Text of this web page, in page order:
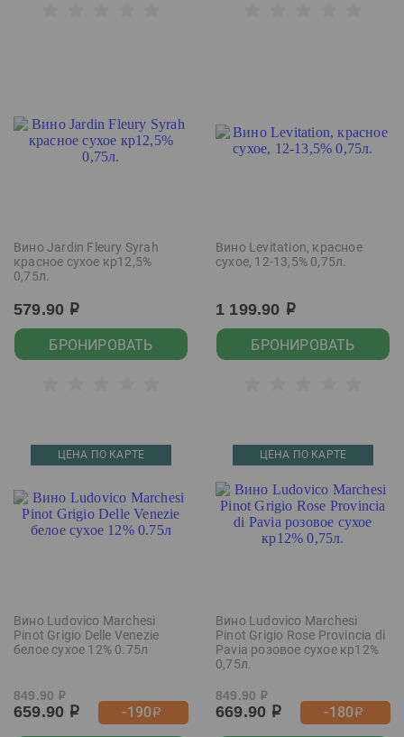
Вино Jardin Fleury Syrah
красное сухое кр12,5%
0,75л.
579.90 р
БРОНИРОВАТЬ
Вино Levitation, красное
сухое, 12-13,5% 0,75л.
1 199.90 р
БРОНИРОВАТЬ
ЦЕНА ПО КАРТЕ
Вино Ludovico Marchesi
Pinot Grigio Delle Venezie
белое сухое 12% 0.75л
849.90 р
659.90 р -190р
ЦЕНА ПО КАРТЕ
Вино Ludovico Marchesi
Pinot Grigio Rose Provincia di
Pavia розовое сухое кр12%
0,75л.
849.90 р
669.90 р -180р